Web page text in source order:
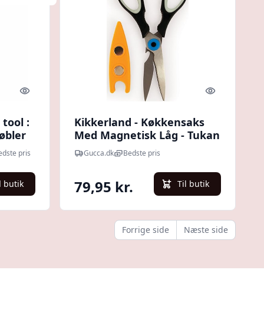
Quick look
tool :
pris
butik
Quick look
Kikkerland - Køkkensaks
Med Magnetisk Låg - Tukan
Gucca.dk Bedste pris
79,95 kr. Til butik
Forrige side Næste side